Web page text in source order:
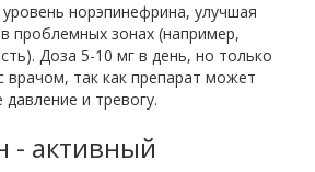
норэпинефрина, улучшая
проблемных зонах (например,
Доза 5-10 мг в день, но только
врачом, так как препарат может
и тревогу.
- активный